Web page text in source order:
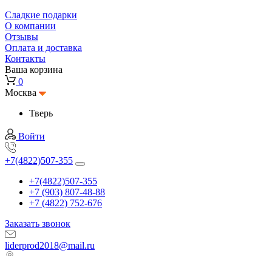
Сладкие подарки
О компании
Отзывы
Оплата и доставка
Контакты
Ваша корзина
0
Москва
Тверь
Войти
+7(4822)507-355
+7(4822)507-355
+7 (903) 807-48-88
+7 (4822) 752-676
Заказать звонок
liderprod2018@mail.ru